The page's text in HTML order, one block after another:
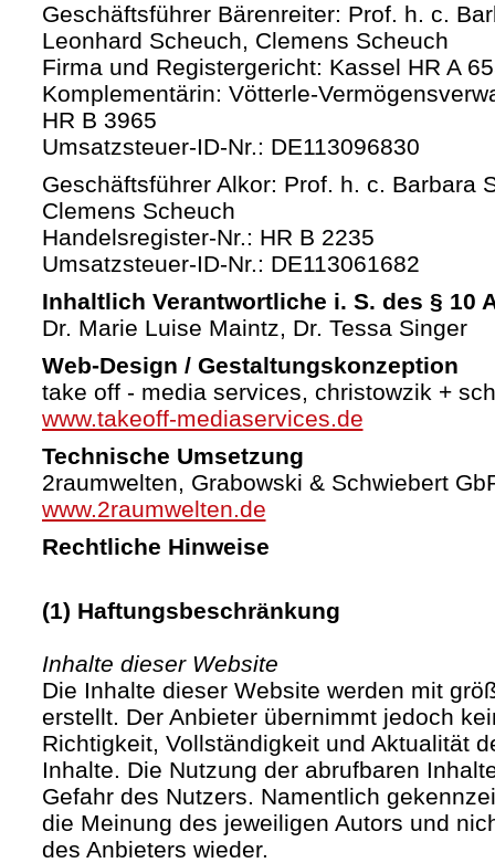
Geschäftsführer Bärenreiter: Prof. h. c.
Leonhard Scheuch, Clemens Scheuch
Firma und Registergericht: Kassel HR A
Komplementärin: Vötterle-
HR B 3965
Umsatzsteuer-ID-Nr.: DE113096830
Geschäftsführer Alkor: Prof. h. c. Barbara
Clemens Scheuch
Handelsregister-Nr.: HR B 2235
Umsatzsteuer-ID-Nr.: DE113061682
Inhaltlich Verantwortliche i. S. des § 10
Dr. Marie Luise Maintz, Dr. Tessa Singer
Web-Design / Gestaltungskonzeption
take off - media services, christowzik +
www.takeoff-mediaservices.de
Technische Umsetzung
2raumwelten, Grabowski & Schwiebert
www.2raumwelten.de
Rechtliche Hinweise
(1) Haftungsbeschränkung
Inhalte dieser Website
Die Inhalte dieser Website werden mit
erstellt. Der Anbieter übernimmt jedoch
Richtigkeit, Vollständigkeit und Aktualität
Inhalte. Die Nutzung der abrufbaren
Gefahr des Nutzers. Namentlich
die Meinung des jeweiligen Autors und
des Anbieters wieder.